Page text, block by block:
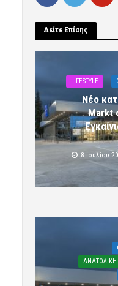
Δείτε Επίσης
LIFESTYLE
Νέο
Markt
8 Ιουλίου